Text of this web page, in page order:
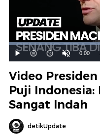
Mainkan
Suara
Hidup
Waktu
ini
0:00
Video
Puji Indonesia:
Sangat Indah
detikUpdate